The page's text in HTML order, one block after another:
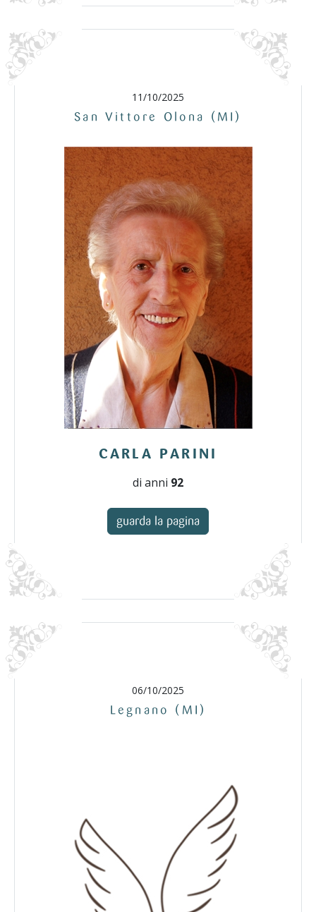
11/10/2025
San Vittore Olona (MI)
CARLA PARINI
di anni 92
guarda la pagina
06/10/2025
Legnano (MI)